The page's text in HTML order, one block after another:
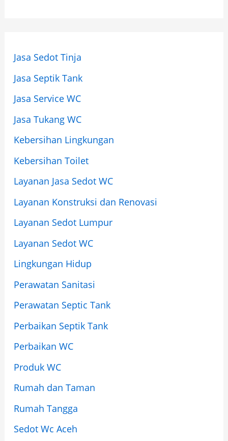
Jasa Sedot Tinja
Jasa Septik Tank
Jasa Service WC
Jasa Tukang WC
Kebersihan Lingkungan
Kebersihan Toilet
Layanan Jasa Sedot WC
Layanan Konstruksi dan Renovasi
Layanan Sedot Lumpur
Layanan Sedot WC
Lingkungan Hidup
Perawatan Sanitasi
Perawatan Septic Tank
Perbaikan Septik Tank
Perbaikan WC
Produk WC
Rumah dan Taman
Rumah Tangga
Sedot Wc Aceh